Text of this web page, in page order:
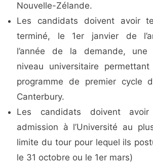
Nouvelle-Zélande.
Les candidats doivent avoir
terminé, le 1er janvier de
l’année de la demande, une
niveau universitaire
programme de premier cycle
Canterbury.
Les candidats doivent
admission à l’Université au
limite du tour pour lequel ils
le 31 octobre ou le 1er mars)